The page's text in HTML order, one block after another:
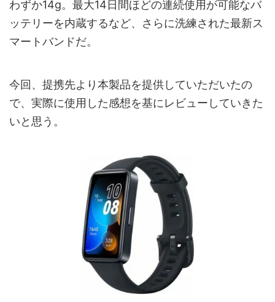
わずか14g。最大14日間ほどの連続使用が可能なバ
ッテリーを内蔵するなど、さらに洗練された最新ス
マートバンドだ。
今回、提携先より本製品を提供していただいたの
で、実際に使用した感想を基にレビューしていきた
いと思う。